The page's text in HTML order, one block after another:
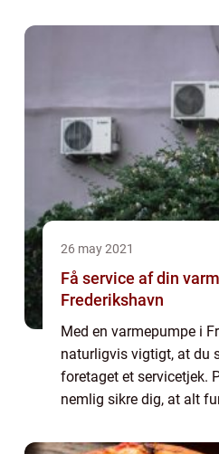
26 may 2021
Få service af din
Frederikshavn
Med en varmepumpe i
naturligvis vigtigt, at du
foretaget et servicetjek.
nemlig sikre dig, at alt
levetiden af din